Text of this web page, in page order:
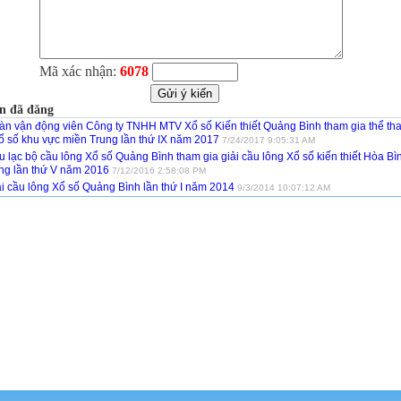
Mã xác nhận: 6078
đã đăng
vận động viên Công ty TNHH MTV Xổ số Kiến thiết Quảng Bình tham gia thể
số khu vực miền Trung lần thứ IX năm 2017 7/24/2017 9:05:31 AM
lạc bộ cầu lông Xổ số Quảng Bình tham gia giải cầu lông Xổ số kiến thiết Hòa
lần thứ V năm 2016 7/12/2016 2:58:08 PM
cầu lông Xổ số Quảng Bình lần thứ I năm 2014 9/3/2014 10:07:12 AM